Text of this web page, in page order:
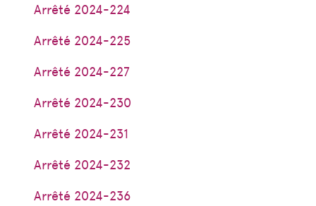
Arrêté 2024-224
Arrêté 2024-225
Arrêté 2024-227
Arrêté 2024-230
Arrêté 2024-231
Arrêté 2024-232
Arrêté 2024-236